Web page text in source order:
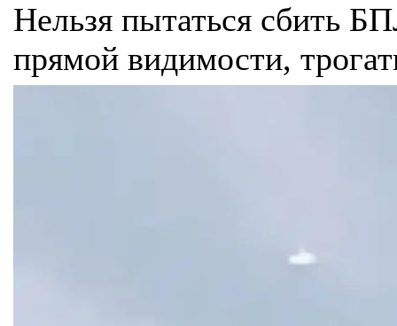
Нельзя пытаться сбить
прямой видимости,